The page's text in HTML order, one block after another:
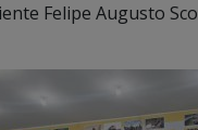
Felipe Augusto